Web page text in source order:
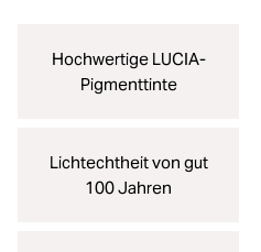
Hochwertige LUCIA-
Pigmenttinte
Lichtechtheit von gut
100 Jahren